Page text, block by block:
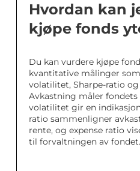
Hvordan kan
kjøpe fonds
Du kan vurdere kjøpe
kvantitative målinger
volatilitet, Sharpe-ratio og
Avkastning måler
volatilitet gir en
ratio sammenligner
rente, og expense ratio
til forvaltningen av fondet.